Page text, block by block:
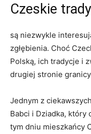
Czeskie‌
są niezwykle
zgłębienia. Choć
Polską,⁤ ich tradycje ‌i
drugiej stronie
Jednym z
Babci i Dziadka, który
tym dniu mieszkańcy